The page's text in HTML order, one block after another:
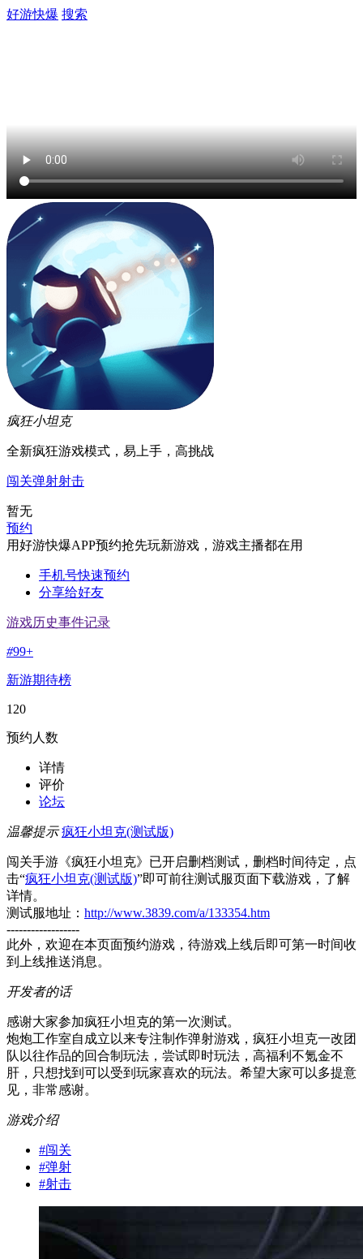
好游快爆 搜索
疯狂小坦克
全新疯狂游戏模式，易上手，高挑战
闯关弹射射击
暂无
预约
用好游快爆APP预约抢先玩新游戏，游戏主播都在用
手机号快速预约
分享给好友
游戏历史事件记录
#99+
新游期待榜
120
预约人数
详情
评价
论坛
温馨提示 疯狂小坦克(测试版)
闯关手游《疯狂小坦克》已开启删档测试，删档时间待定，点
击“疯狂小坦克(测试版)”即可前往测试服页面下载游戏，了解
详情。
测试服地址： http://www.3839.com/a/133354.htm
------------------
此外，欢迎在本页面预约游戏，待游戏上线后即可第一时间收
到上线推送消息。
开发者的话
感谢大家参加疯狂小坦克的第一次测试。
炮炮工作室自成立以来专注制作弹射游戏，疯狂小坦克一改团
队以往作品的回合制玩法，尝试即时玩法，高福利不氪金不
肝，只想找到可以受到玩家喜欢的玩法。希望大家可以多提意
见，非常感谢。
游戏介绍
#闯关
#弹射
#射击